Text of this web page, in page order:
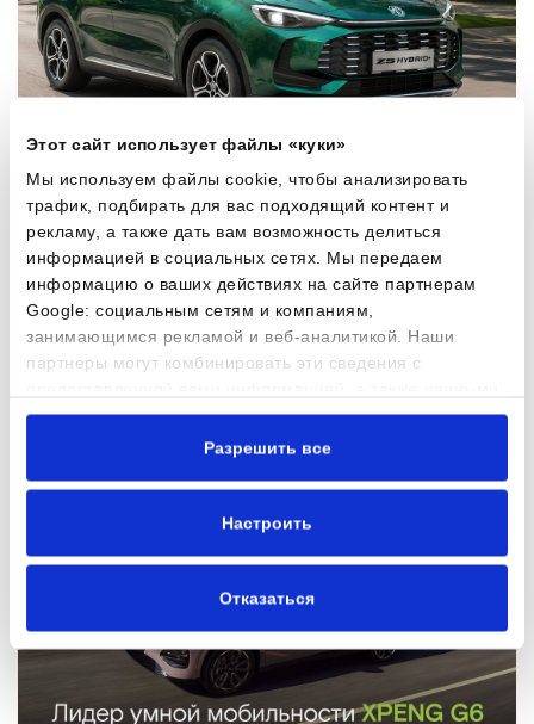
Этот сайт использует файлы «куки»
Мы используем файлы cookie, чтобы анализировать
трафик, подбирать для вас подходящий контент и
рекламу, а также дать вам возможность делиться
информацией в социальных сетях. Мы передаем
информацию о ваших действиях на сайте партнерам
Google: социальным сетям и компаниям,
занимающимся рекламой и веб-аналитикой. Наши
партнеры могут комбинировать эти сведения с
которые они получили при использовании вами их
Разрешить все
Настроить
Отказаться
MG ZS Hybrid+ по особой цене от 210 € в месяц
+ зимние шины В ПОДАРОК!
Записаться на тест-драйв